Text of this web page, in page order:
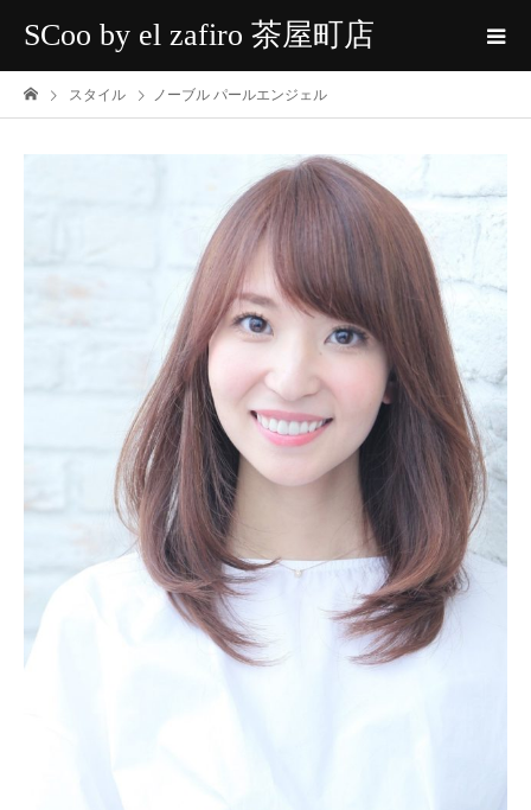
SCoo by el zafiro 茶屋町店
スタイル ノーブル パールエンジェル